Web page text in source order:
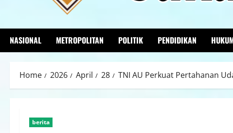
NASIONAL METROPOLITAN POLITIK PENDIDIKAN
Home 2026 April 28 TNI AU Perkuat Pertahanan
berita